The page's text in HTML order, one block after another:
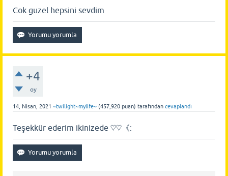
Cok guzel hepsini sevdim
+4
oy
14, Nisan, 2021 ~twilight~mylife~ (457,920 puan) tarafından cevaplandı
Teşekkür ederim ikinizede ♡♡《: